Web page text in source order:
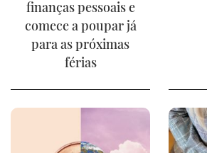
finanças pessoais e
comece a poupar já
para as próximas
férias